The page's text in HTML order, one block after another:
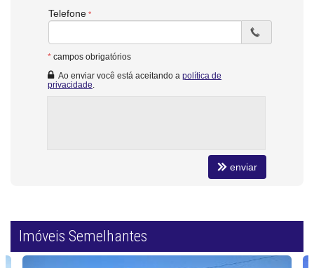
Telefone
* campos obrigatórios
Ao enviar você está aceitando a política de
privacidade
enviar
Imóveis Semelhantes